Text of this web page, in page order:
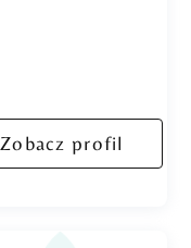
Zobacz profil